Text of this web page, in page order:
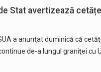
Stat avertizează
a anunţat duminică că
de-a lungul graniţei